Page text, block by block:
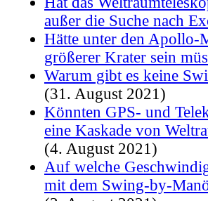
außer die Suche nach
Hätte unter den Apollo-
größerer Krater sein
Warum gibt es keine
(31. August 2021)
Könnten GPS- und
eine Kaskade von
(4. August 2021)
Auf welche
mit dem Swing-by-